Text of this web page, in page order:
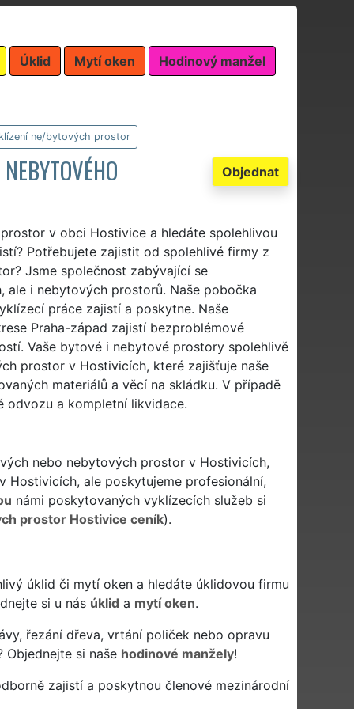
Úklid Mytí oken Hodinový manžel
ne/bytových prostor
Objednat
v obci Hostivice a hledáte spolehlivou
Potřebujete zajistit od spolehlivé firmy z
Jsme společnost zabývající se
i nebytových prostorů. Naše pobočka
práce zajistí a poskytne. Naše
Praha-západ zajistí bezproblémové
Vaše bytové i nebytové prostory spolehlivě
prostor v Hostivicích, které zajišťuje naše
materiálů a věcí na skládku. V případě
odvozu a kompletní likvidace.
nebo nebytových prostor v Hostivicích,
Hostivicích, ale poskytujeme profesionální,
námi poskytovaných vyklízecích služeb si
prostor Hostivice ceník).
úklid či mytí oken a hledáte úklidovou firmu
si u nás úklid a mytí oken.
řezání dřeva, vrtání poliček nebo opravu
Objednejte si naše hodinové manžely!
zajistí a poskytnou členové mezinárodní